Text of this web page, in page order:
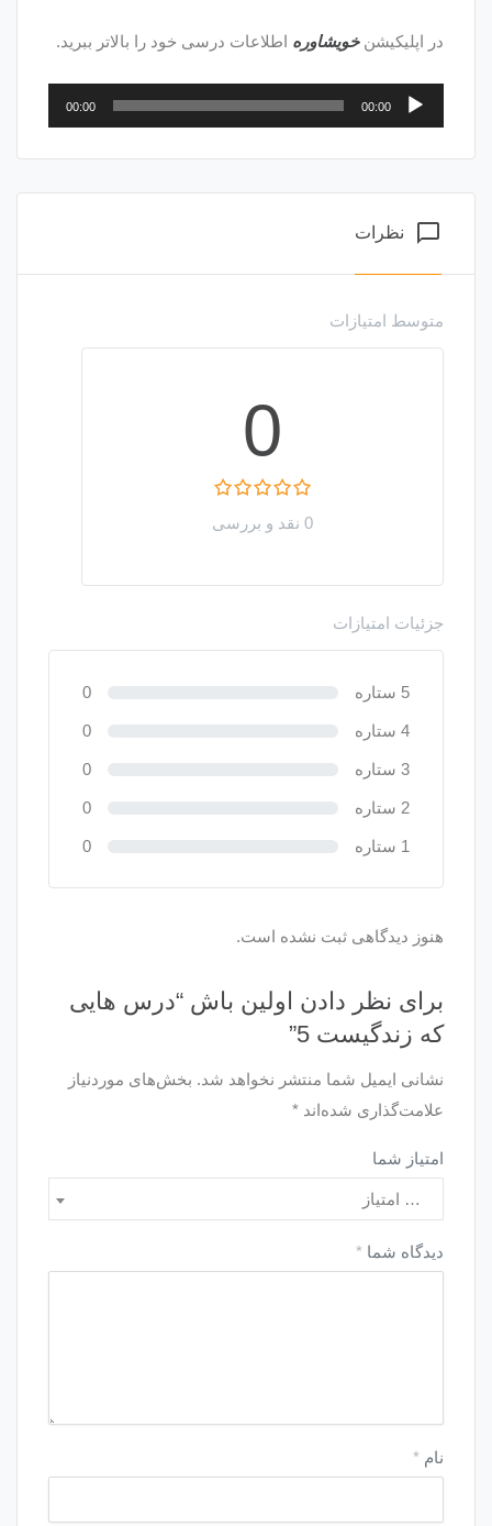
در اپلیکیشنخویشاوره اطلاعات درسی خود را بالاتر ببرید.
پخش‌کننده
صوت
00:00
00:00
chat_bubble_outline نظرات
متوسط امتیازات
0
0 نقد و بررسی
جزئیات امتیازات
5 ستاره 0
4 ستاره 0
3 ستاره 0
2 ستاره 0
1 ستاره 0
هنوز دیدگاهی ثبت نشده است.
برای نظر دادن اولین باش “درس هایی
که زندگیست 5”
نشانی ایمیل شما منتشر نخواهد شد. بخش‌های موردنیاز
علامت‌گذاری شده‌اند *
امتیاز شما
… امتیاز
دیدگاه شما *
نام *